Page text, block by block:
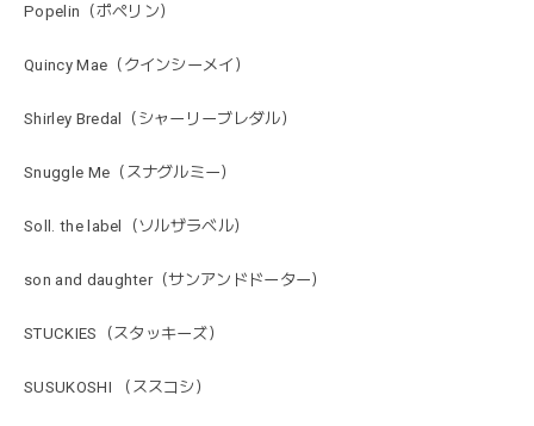
Popelin（ポペリン）
Quincy Mae（クインシーメイ）
Shirley Bredal（シャーリーブレダル）
Snuggle Me（スナグルミー）
Soll. the label（ソルザラベル）
son and daughter（サンアンドドーター）
STUCKIES（スタッキーズ）
SUSUKOSHI （ススコシ）